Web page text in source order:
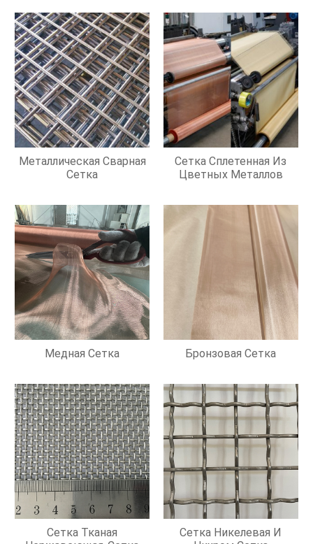
Металлическая Сварная
Сетка
Сетка Сплетенная Из
Цветных Металлов
Медная Сетка Бронзовая Сетка
Сетка Тканая
Сетка Никелевая И